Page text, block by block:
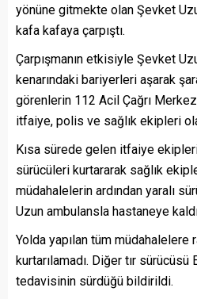
yönüne gitmekte olan Şevket
kafa kafaya çarpıştı.
Çarpışmanın etkisiyle Şevket
kenarındaki bariyerleri aşarak
görenlerin 112 Acil Çağrı
itfaiye, polis ve sağlık ekipleri
Kısa sürede gelen itfaiye
sürücüleri kurtararak sağlık
müdahalelerin ardından yaralı
Uzun ambulansla hastaneye
Yolda yapılan tüm müdahalelere
kurtarılamadı. Diğer tır sürücüsü
tedavisinin sürdüğü bildirildi.